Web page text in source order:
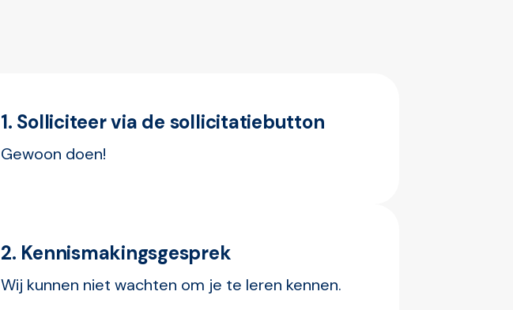
1. Solliciteer via de sollicitatiebutton
Gewoon doen!
2. Kennismakingsgesprek
Wij kunnen niet wachten om je te leren kennen.